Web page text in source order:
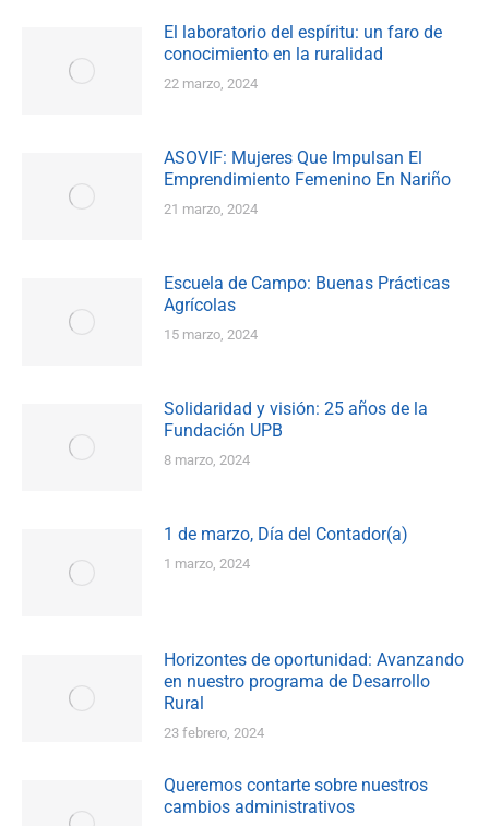
El laboratorio del espíritu: un faro de
conocimiento en la ruralidad
22 marzo, 2024
ASOVIF: Mujeres Que Impulsan El
Emprendimiento Femenino En Nariño
21 marzo, 2024
Escuela de Campo: Buenas Prácticas
Agrícolas
15 marzo, 2024
Solidaridad y visión: 25 años de la
Fundación UPB
8 marzo, 2024
1 de marzo, Día del Contador(a)
1 marzo, 2024
Horizontes de oportunidad: Avanzando
en nuestro programa de Desarrollo
Rural
23 febrero, 2024
Queremos contarte sobre nuestros
cambios administrativos